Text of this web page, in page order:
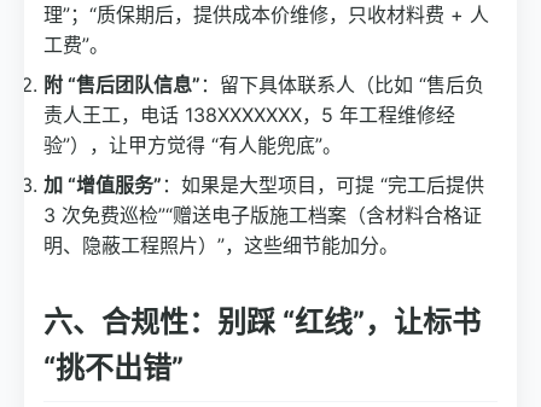
理”；“质保期后，提供成本价维修，只收材料费 + 人
工费”。
附 “售后团队信息” ：留下具体联系人（比如 “售后负
责人王工，电话 138XXXXXXX，5 年工程维修经
验”），让甲方觉得 “有人能兜底”。
加 “增值服务” ：如果是大型项目，可提 “完工后提供
3 次免费巡检”“赠送电子版施工档案（含材料合格证
明、隐蔽工程照片）”，这些细节能加分。
六、合规性：别踩 “红线”，让标书
“挑不出错”